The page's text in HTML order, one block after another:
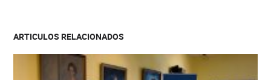
ARTICULOS RELACIONADOS